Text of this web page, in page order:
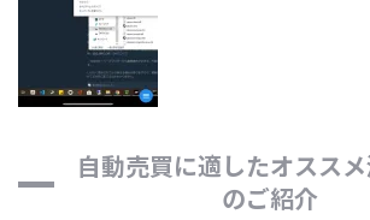
自動売買に適したオスス
のご紹介